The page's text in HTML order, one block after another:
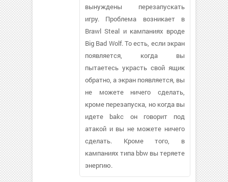
вынуждены перезапускать
игру. Проблема возникает в
Brawl Steal и кампаниях вроде
Big Bad Wolf. То есть, если экран
появляется, когда вы
пытаетесь украсть свой ящик
обратно, а экран появляется, вы
не можете ничего сделать,
кроме перезапуска, но когда вы
идете bakc он говорит под
атакой и вы не можете ничего
сделать. Кроме того, в
кампаниях типа bbw вы теряете
энергию.